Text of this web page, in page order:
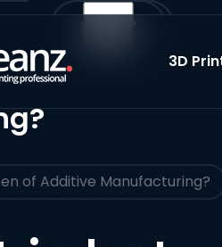
naar de startpaginaSubmenu:
3D
of Additive Manufacturing?